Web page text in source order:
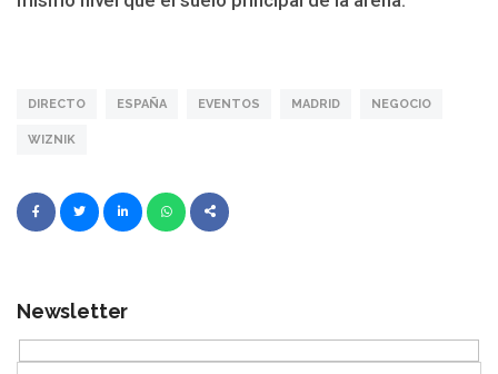
DIRECTO ESPAÑA EVENTOS MADRID NEGOCIO
WIZNIK
Newsletter